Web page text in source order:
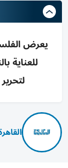
يعرض
للعناية